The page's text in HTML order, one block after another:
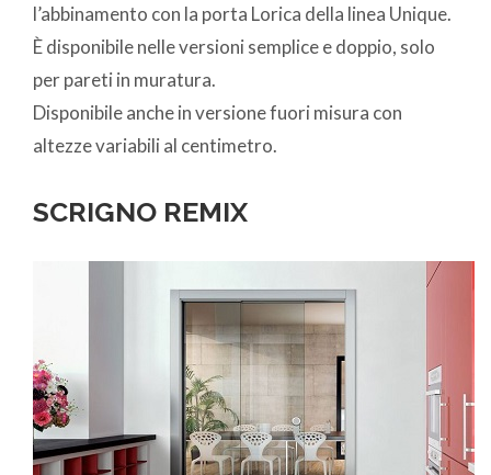
l’abbinamento con la porta Lorica della linea Unique.
È disponibile nelle versioni semplice e doppio, solo
per pareti in muratura.
Disponibile anche in versione fuori misura con
altezze variabili al centimetro.
SCRIGNO REMIX